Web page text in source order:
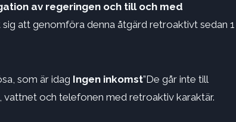
av regeringen och till och med
att genomföra denna åtgärd retroaktivt sedan 1
som är idag Ingen inkomst”De går inte till
och telefonen med retroaktiv karaktär.